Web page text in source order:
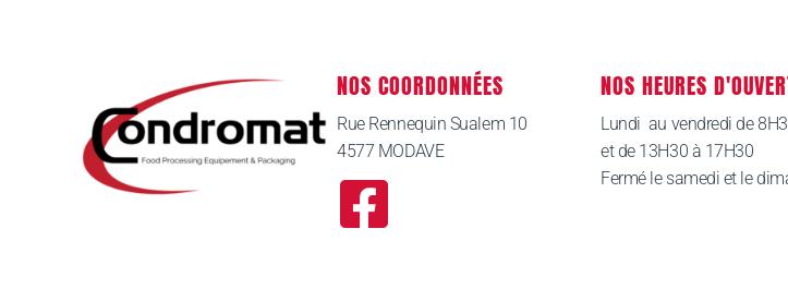
NOS COORDONNÉES
Rue Rennequin Sualem 10
4577 MODAVE
NOS HEURES
Lundi au vendredi de
et de 13H30 à 17H30
Fermé le samedi et le